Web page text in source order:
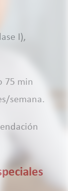
I),
75 min
semana.